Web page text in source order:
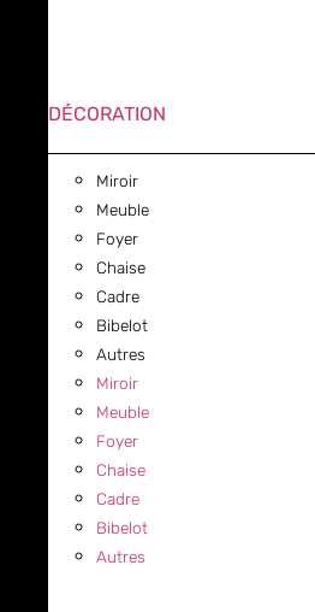
DÉCORATION
Miroir
Meuble
Foyer
Chaise
Cadre
Bibelot
Autres
Miroir
Meuble
Foyer
Chaise
Cadre
Bibelot
Autres